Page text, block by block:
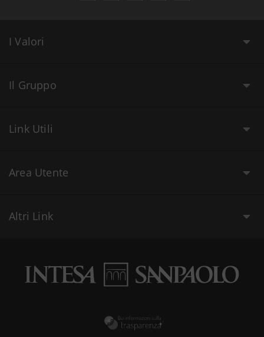
I Valori
Il Gruppo
Link Utili
Area Utente
Altri Link